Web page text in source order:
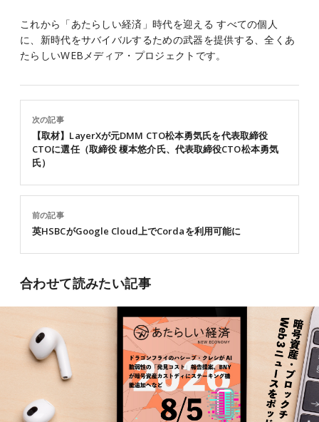
これから「あたらしい経済」時代を迎える すべての個人
に、新時代をサバイバルするための武器を提供する、全くあ
たらしいWEBメディア・プロジェクトです。
前の記事
英HSBCがGoogle Cloud上でCordaを利用可能に
次の記事
【取材】LayerXが元DMM CTO松本勇気氏を代表取締役
CTOに選任（取締役 榎本悠介氏、代表取締役CTO松本勇気
氏）
合わせて読みたい記事